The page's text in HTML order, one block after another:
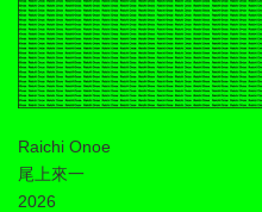
Raichi Onoe
尾上來一
2026